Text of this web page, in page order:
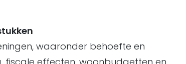
waaronder behoefte en
effecten, woonbudgetten en